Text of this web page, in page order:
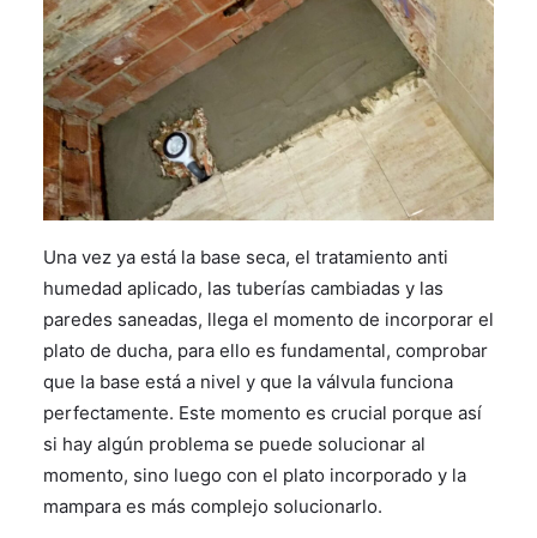
Una vez ya está la base seca, el tratamiento anti
humedad aplicado, las tuberías cambiadas y las
paredes saneadas, llega el momento de incorporar el
plato de ducha, para ello es fundamental, comprobar
que la base está a nivel y que la válvula funciona
perfectamente. Este momento es crucial porque así
si hay algún problema se puede solucionar al
momento, sino luego con el plato incorporado y la
mampara es más complejo solucionarlo.